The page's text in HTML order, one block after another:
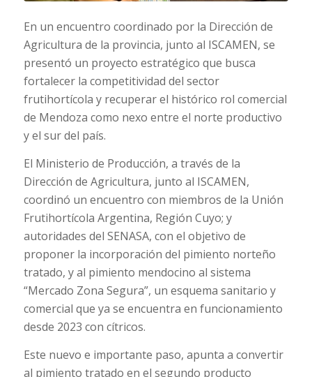
En un encuentro coordinado por la Dirección de
Agricultura de la provincia, junto al ISCAMEN, se
presentó un proyecto estratégico que busca
fortalecer la competitividad del sector
frutihortícola y recuperar el histórico rol comercial
de Mendoza como nexo entre el norte productivo
y el sur del país.
El Ministerio de Producción, a través de la
Dirección de Agricultura, junto al ISCAMEN,
coordinó un encuentro con miembros de la Unión
Frutihortícola Argentina, Región Cuyo; y
autoridades del SENASA, con el objetivo de
proponer la incorporación del pimiento norteño
tratado, y al pimiento mendocino al sistema
“Mercado Zona Segura”, un esquema sanitario y
comercial que ya se encuentra en funcionamiento
desde 2023 con cítricos.
Este nuevo e importante paso, apunta a convertir
al pimiento tratado en el segundo producto